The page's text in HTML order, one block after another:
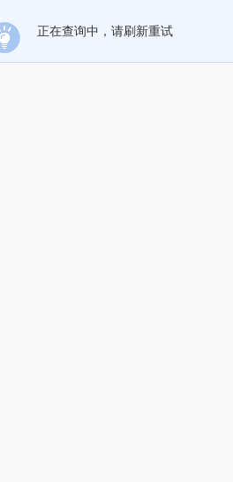
正在查询中，请刷新重试